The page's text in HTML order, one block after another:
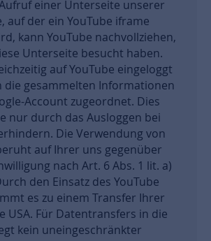
einer Unterseite unserer
auf der ein YouTube iframe
kann YouTube nachvollziehen,
Unterseite besucht haben.
auf YouTube eingeloggt
die gesammelten Informationen
Account zugeordnet. Dies
nur durch das Ausloggen bei
Die Verwendung von
auf Ihrer uns gegenüber
nach Art. 6 Abs. 1 lit. a)
den Einsatz des YouTube
es zu einem Transfer Ihrer
USA. Für Datentransfers in die
kein uneingeschränkter